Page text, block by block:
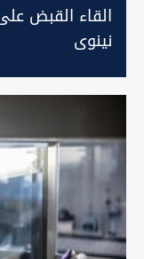
القاء القبض
نينوى